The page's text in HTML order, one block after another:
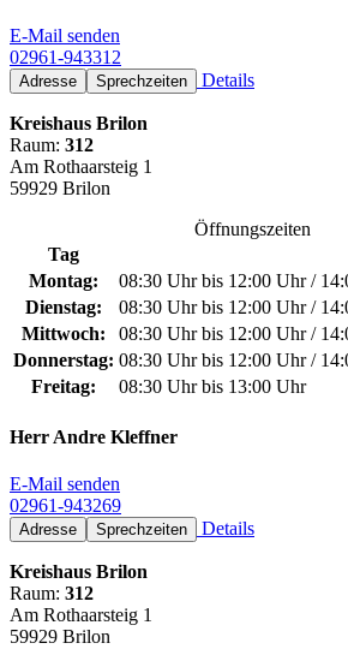
E-Mail senden
02961-943312
Adresse Sprechzeiten Details
Kreishaus Brilon
Raum: 312
Am Rothaarsteig 1
59929 Brilon
Öffnungszeiten
Tag
Montag:
08:30 Uhr bis 12:00 Uhr /
Dienstag:
08:30 Uhr bis 12:00 Uhr /
Mittwoch:
08:30 Uhr bis 12:00 Uhr /
Donnerstag: 08:30 Uhr bis 12:00 Uhr /
Freitag:
08:30 Uhr bis 13:00 Uhr
Herr Andre Kleffner
E-Mail senden
02961-943269
Adresse Sprechzeiten Details
Kreishaus Brilon
Raum: 312
Am Rothaarsteig 1
59929 Brilon